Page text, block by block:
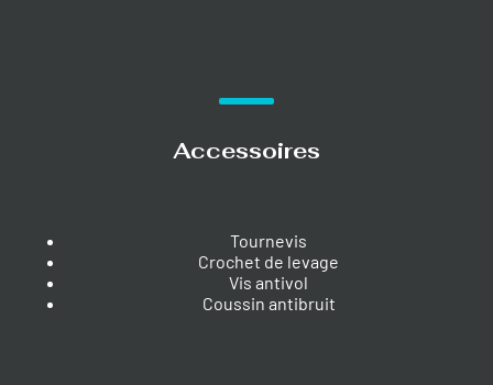
Accessoires
Tournevis
Crochet de levage
Vis antivol
Coussin antibruit